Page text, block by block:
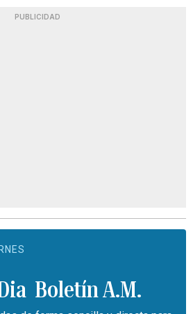
PUBLICIDAD
Boletín A.M.